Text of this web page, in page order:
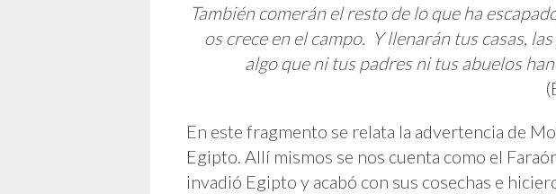
También comerán el resto de lo que ha
os crece en el campo. Y llenarán tus casas,
algo que ni tus padres ni tus abuelos
En este fragmento se relata la advertencia de
Egipto. Allí mismos se nos cuenta como el
invadió Egipto y acabó con sus cosechas e